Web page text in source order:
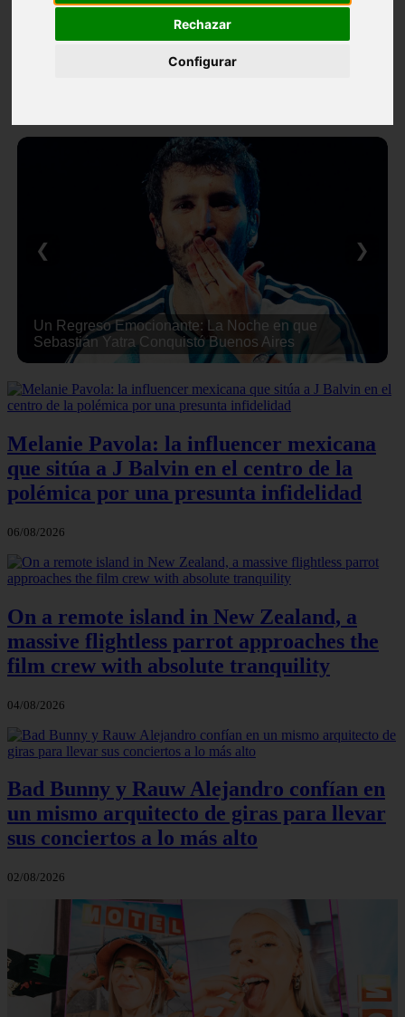
Rechazar
Configurar
Un Regreso Emocionante: La Noche en que
Sebastián Yatra Conquistó Buenos Aires
❮ ❯
Melanie Pavola: la influencer mexicana
que sitúa a J Balvin en el centro de la
polémica por una presunta infidelidad
06/08/2026
On a remote island in New Zealand, a
massive flightless parrot approaches the
film crew with absolute tranquility
04/08/2026
Bad Bunny y Rauw Alejandro confían en
un mismo arquitecto de giras para llevar
sus conciertos a lo más alto
02/08/2026